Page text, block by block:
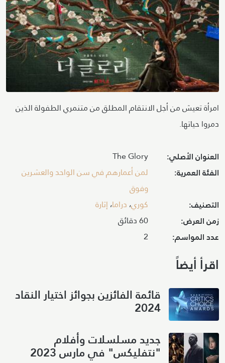
امرأة تعيش من أجل الانتقام المطلق من متنمري الطفولة الذين
دمروا حياتها.
العنوان الأصلي: The Glory
الفئة العمرية:
لمن أعمارهم في سن الواحد والعشرين
وفوق
التصنيف: كوري،دراما،إثارة
زمن العرض: 60 دقائق
عدد المواسم: 2
اقرأ أيضاً
قائمة الفائزين بجوائز اختيار النقاد
2024
جديد مسلسلات وأفلام
"نتفليكس" في مارس 2023